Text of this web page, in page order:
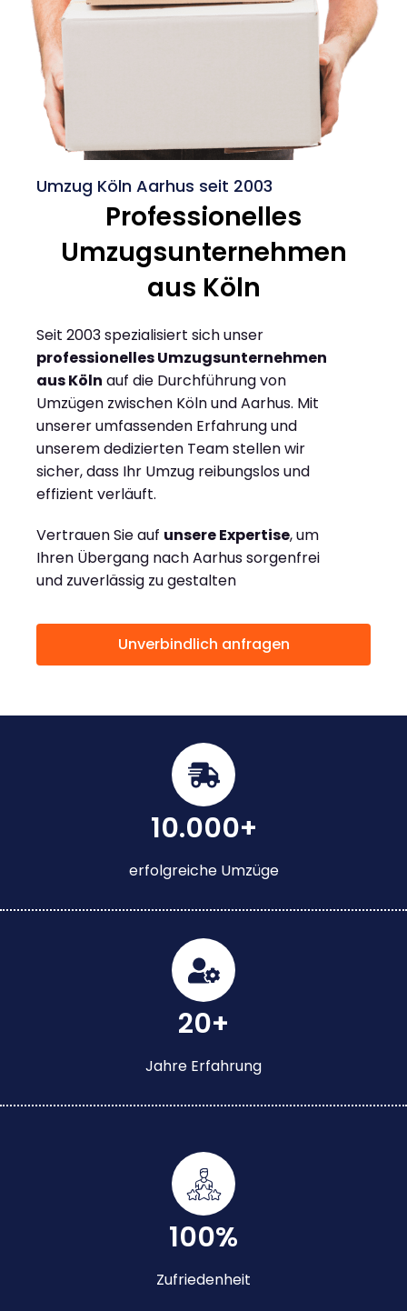
Umzug Köln Aarhus seit 2003
Professionelles
Umzugsunternehmen
aus Köln
Seit 2003 spezialisiert sich unser
professionelles Umzugsunternehmen
aus Köln auf die Durchführung von
Umzügen zwischen Köln und Aarhus. Mit
unserer umfassenden Erfahrung und
unserem dedizierten Team stellen wir
sicher, dass Ihr Umzug reibungslos und
effizient verläuft.
Vertrauen Sie auf unsere Expertise, um
Ihren Übergang nach Aarhus sorgenfrei
und zuverlässig zu gestalten
Unverbindlich anfragen
10.000+
erfolgreiche Umzüge
20+
Jahre Erfahrung
100%
Zufriedenheit